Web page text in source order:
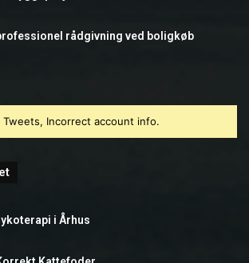
rådgivning ved boligkøb
Tweets, Incorrect account info.
i Århus